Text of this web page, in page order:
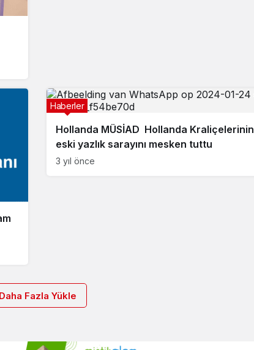
Hollanda MÜSİAD Hollanda Kraliçelerinin
eski yazlık sarayını mesken tuttu
Haberler
3 yıl önce
Daha Fazla Yükle